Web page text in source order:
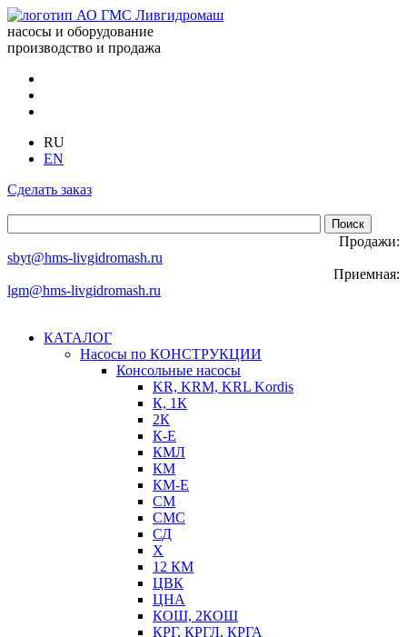
насосы и оборудование
производство и продажа
RU
EN
Сделать заказ
Продажи:
sbyt@hms-livgidromash.ru
Приемная:
lgm@hms-livgidromash.ru
КАТАЛОГ
Насосы по КОНСТРУКЦИИ
Консольные насосы
KR, KRM, KRL Kordis
К, 1К
2К
К-Е
КМЛ
КМ
КМ-Е
СМ
СМС
СД
Х
12 КМ
ЦВК
ЦНА
КОШ, 2КОШ
КРГ, КРГЛ, КРГА